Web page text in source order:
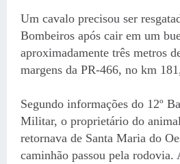
Um cavalo precisou ser
Bombeiros após cair em um
aproximadamente três metros
margens da PR-466, no km
Segundo informações do 12º
Militar, o proprietário do
retornava de Santa Maria do
caminhão passou pela rodovia.